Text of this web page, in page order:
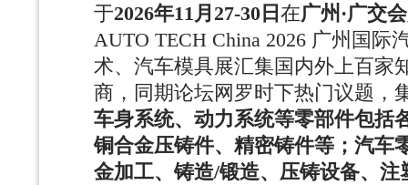
于2026年11月27-30日 在广州 ·广交
AUTO TECH China 2026 广州国际
术、汽车模具展汇集国内外上百家
商，同期论坛网罗时下热门议题，
车身系统、动力系统等零部件包括
铜合金压铸件、精密铸件等；汽车
金加工、铸造/锻造、压铸设备、注